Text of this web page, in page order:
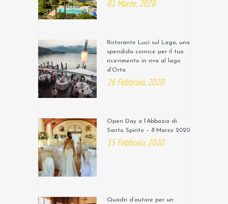
01 Marzo, 2020
Ristorante Luci sul Lago, una
spendida cornice per il tuo
ricevimento in riva al lago
d’Orta
26 Febbraio, 2020
Open Day a l’Abbazia di
Santo Spirito – 8 Marzo 2020
15 Febbraio, 2020
Quadri d’autore per un